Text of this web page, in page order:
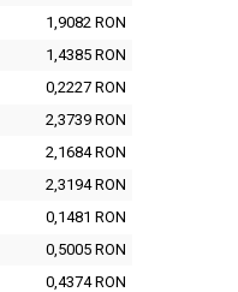
1,9082 RON
1,4385 RON
0,2227 RON
2,3739 RON
2,1684 RON
2,3194 RON
0,1481 RON
0,5005 RON
0,4374 RON